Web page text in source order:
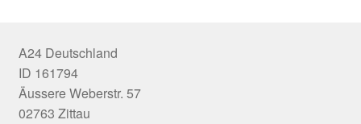
A24 Deutschland
ID 161794
Äussere Weberstr. 57
02763 Zittau